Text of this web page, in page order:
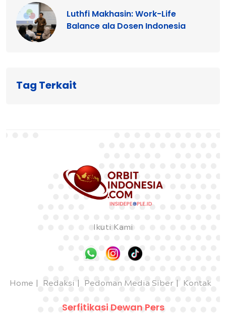
Luthfi Makhasin: Work-Life
Balance ala Dosen Indonesia
Tag Terkait
Ikuti Kami
Home Redaksi Pedoman Media Siber Kontak
Serfitikasi Dewan Pers